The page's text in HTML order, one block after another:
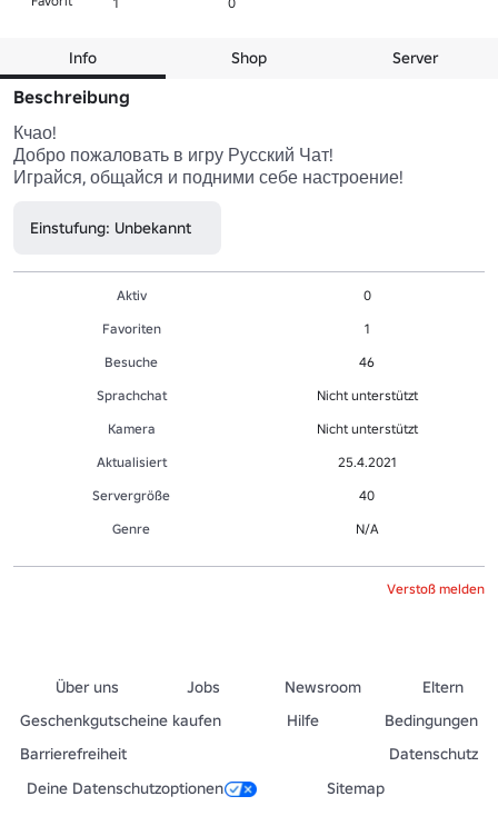
Info Shop Server
Beschreibung
Кчао!
Добро пожаловать в игру Русский Чат!
Einstufung: Unbekannt
Aktiv
0
Favoriten
1
Besuche
46
Sprachchat
Nicht unterstützt
Kamera
Nicht unterstützt
Aktualisiert
25.4.2021
Servergröße
40
Genre
N/A
Verstoß melden
Über uns Jobs Newsroom
Eltern
Geschenkgutscheine kaufen
Hilfe
Bedingungen
Barrierefreiheit
Datenschutz
Deine Datenschutzoptionen
Sitemap